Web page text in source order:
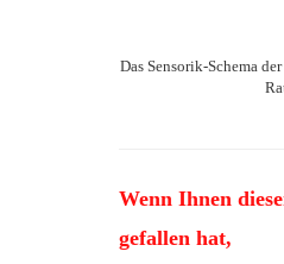
Das Sensorik-Schema
Wenn Ihnen
gefallen hat,